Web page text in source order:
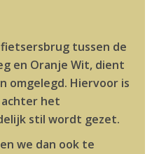
tussen de
en Oranje Wit, dient
omgelegd. Hiervoor is
het
stil wordt gezet.
we dan ook te